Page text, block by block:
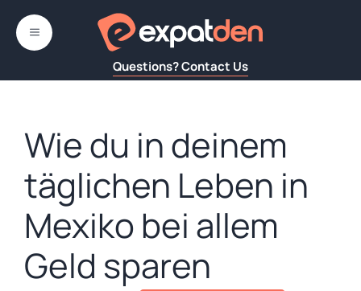
Inhalt
springen
Questions? Contact Us
MENÜ
Wie du in deinem
täglichen Leben in
Mexiko bei allem
Geld sparen